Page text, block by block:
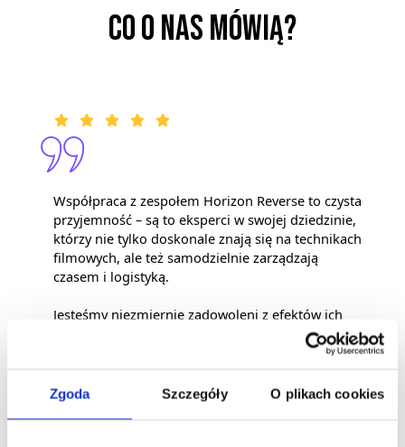
Zgoda Szczegóły O plikach cookies
CO O NAS MÓWIĄ?
Współpraca z zespołem Horizon Reverse to czysta
przyjemność – są to eksperci w swojej dziedzinie,
którzy nie tylko doskonale znają się na technikach
filmowych, ale też samodzielnie zarządzają
czasem i logistyką.
Jesteśmy niezmiernie zadowoleni z efektów ich
pracy. Z pełnym przekonaniem polecam Horizon
Reverse jako partnera do wszelkiego rodzaju